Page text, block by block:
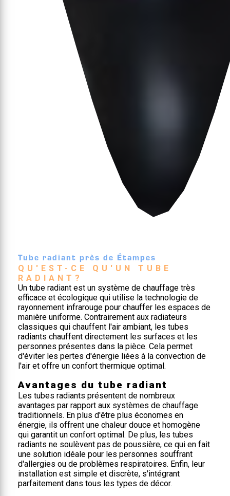
Tube radiant près de Étampes
QU'EST-CE QU'UN TUBE
RADIANT?
Un tube radiant est un système de chauffage très
efficace et écologique qui utilise la technologie de
rayonnement infrarouge pour chauffer les espaces de
manière uniforme. Contrairement aux radiateurs
classiques qui chauffent l'air ambiant, les tubes
radiants chauffent directement les surfaces et les
personnes présentes dans la pièce. Cela permet
d'éviter les pertes d'énergie liées à la convection de
l'air et offre un confort thermique optimal.
Avantages du tube radiant
Les tubes radiants présentent de nombreux
avantages par rapport aux systèmes de chauffage
traditionnels. En plus d'être plus économes en
énergie, ils offrent une chaleur douce et homogène
qui garantit un confort optimal. De plus, les tubes
radiants ne soulèvent pas de poussière, ce qui en fait
une solution idéale pour les personnes souffrant
d'allergies ou de problèmes respiratoires. Enfin, leur
installation est simple et discrète, s'intégrant
parfaitement dans tous les types de décor.